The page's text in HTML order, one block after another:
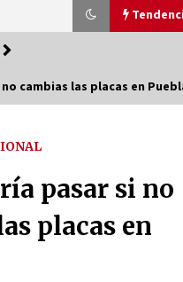
semanas atrás
Díaz-Polanco renuncia a la
3 semanas atrás
cambias las placas en
pasar si no
placas en